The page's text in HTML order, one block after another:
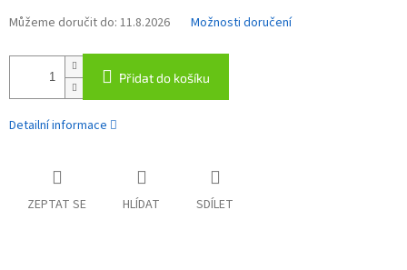
Můžeme doručit do: 11.8.2026 Možnosti doručení
Přidat do košíku
Detailní informace
ZEPTAT SE HLÍDAT SDÍLET